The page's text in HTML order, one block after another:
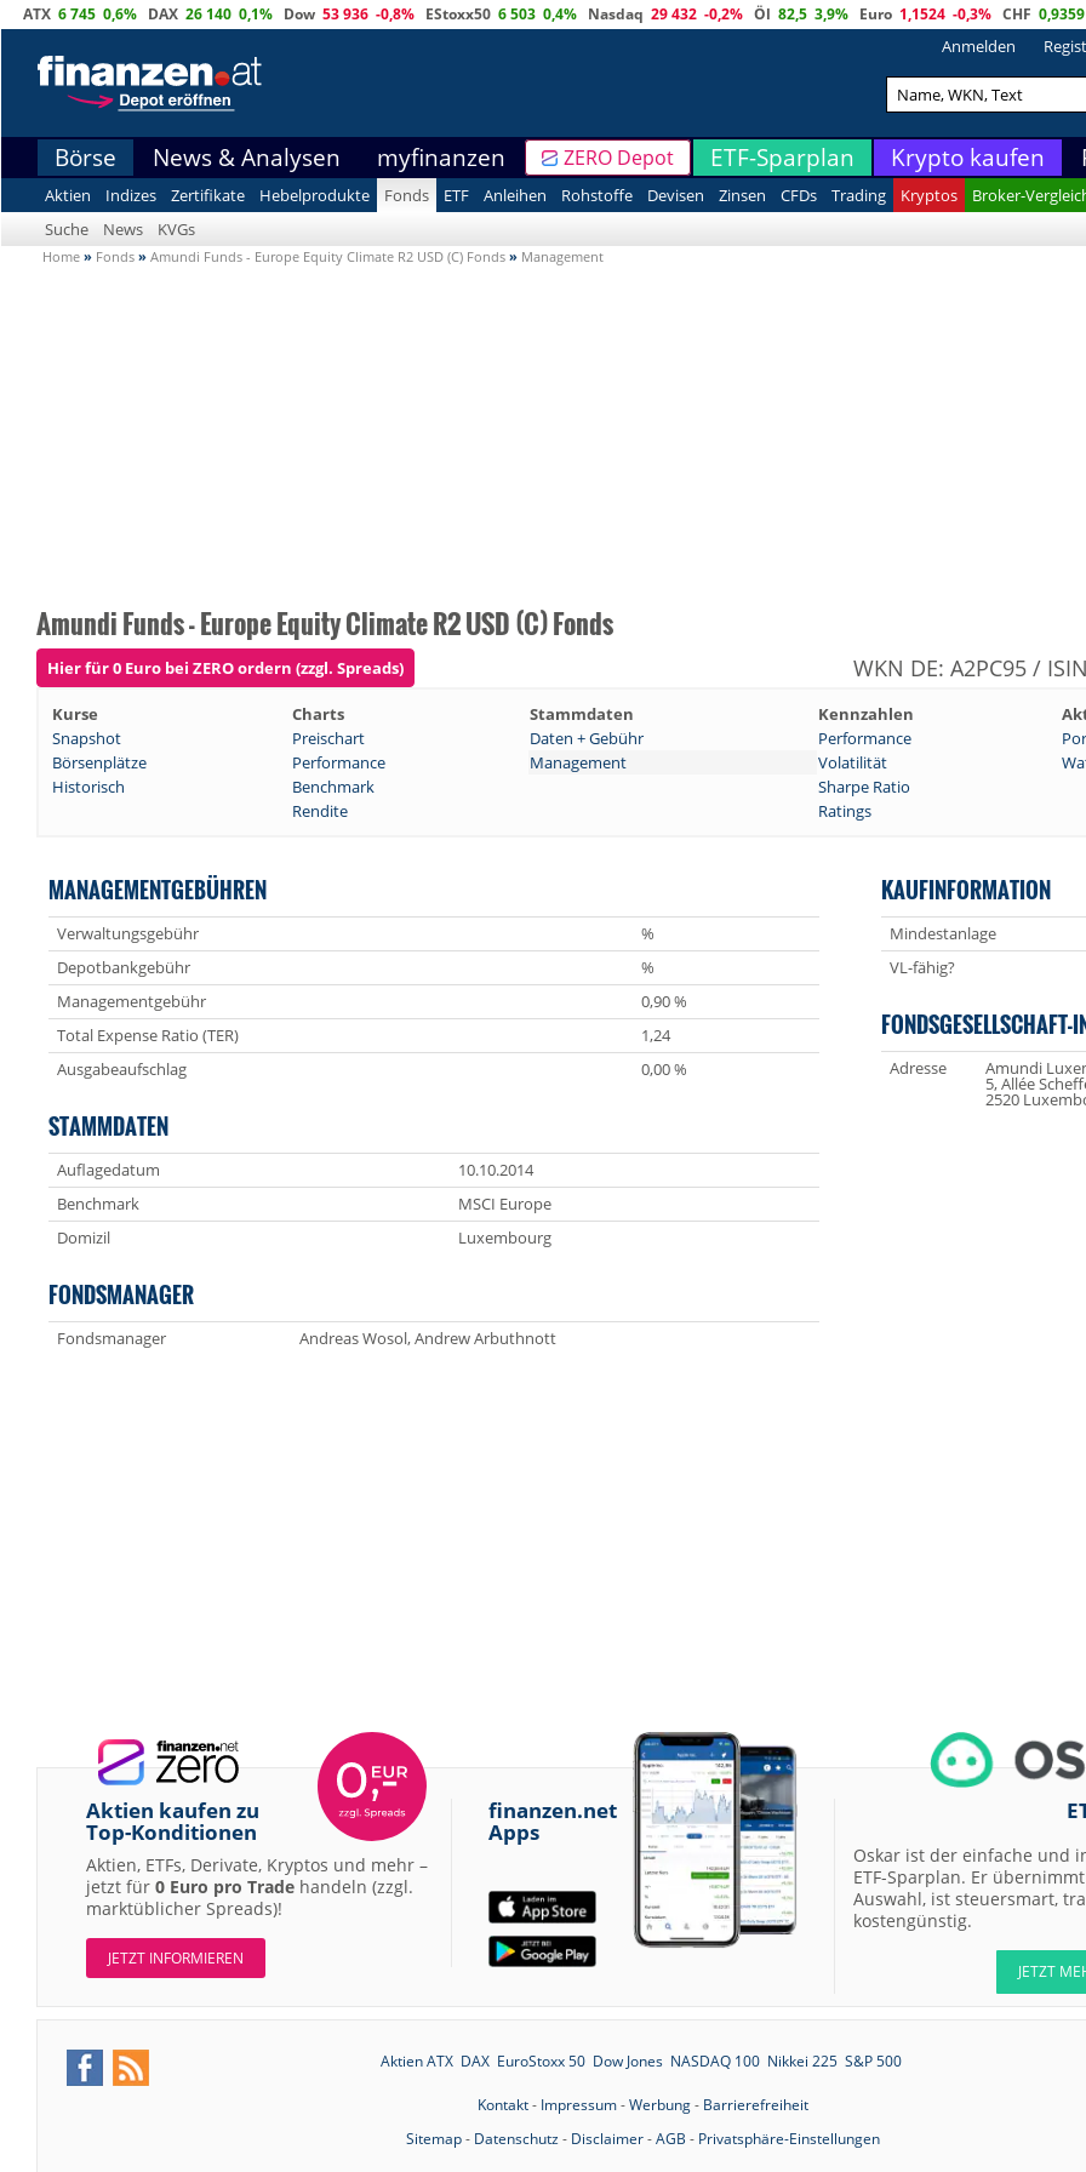
ATX 6 745 0,6% DAX 26 140 0,1% Dow 53 936 -0,8% EStoxx50 6 503 0,4% Nasdaq 29 432 -0,2% Öl 82,5 3,9% Euro 1,1524 -0,3% CHF 0,9359
Anmelden
Börse News & Analysen myfinanzen ZERO Depot ETF-Sparplan Krypto kaufen
Aktien Indizes Zertifikate Hebelprodukte Fonds ETF Anleihen Rohstoffe Devisen Zinsen CFDs Trading Kryptos
Broker-
Suche
News KVGs
Home » Fonds » Amundi Funds - Europe Equity Climate R2 USD (C) Fonds » Management
Amundi Funds - Europe Equity Climate R2 USD (C) Fonds
Hier für 0 Euro bei ZERO ordern (zzgl. Spreads) WKN DE: A2PC95 /
Kurse Charts Stammdaten Kennzahlen
Snapshot
Preischart Daten + Gebühr Performance
Börsenplätze
Performance Management Volatilität
Historisch
Benchmark
Sharpe Ratio
Rendite
Ratings
MANAGEMENTGEBÜHREN
Verwaltungsgebühr
%
Depotbankgebühr
%
Managementgebühr
0,90 %
Total Expense Ratio (TER)
1,24
Ausgabeaufschlag
0,00 %
STAMMDATEN
Auflagedatum
10.10.2014
Benchmark
MSCI Europe
Domizil
Luxembourg
FONDSMANAGER
Fondsmanager Andreas Wosol, Andrew Arbuthnott
KAUFINFORMATION
Mindestanlage
VL-fähig?
FONDSGESELLSCHAFT-
Adresse Amundi
5, Allée
2520
Aktien kaufen zu
Top-Konditionen
Aktien, ETFs, Derivate, Kryptos und mehr –
jetzt für 0 Euro pro Trade handeln (zzgl.
marktüblicher Spreads)!
JETZT INFORMIEREN
finanzen.net
Apps
Oskar ist der einfache und
ETF-Sparplan. Er
Auswahl, ist steuersmart,
kostengünstig.
JETZT
Aktien ATX DAX EuroStoxx 50 Dow Jones NASDAQ 100 Nikkei 225 S&P 500
Kontakt- Impressum-Werbung- Barrierefreiheit
Sitemap- Datenschutz- Disclaimer-AGB - Privatsphäre-Einstellungen